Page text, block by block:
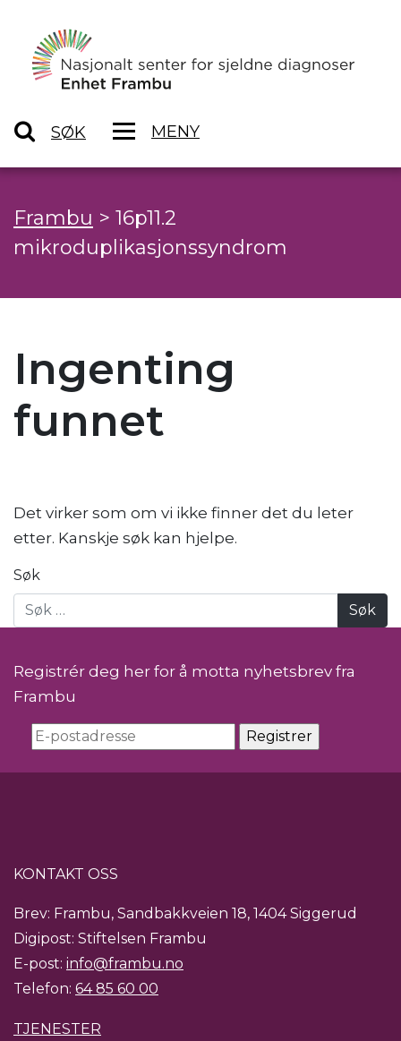
SØK MENY
Frambu > 16p11.2
mikroduplikasjonssyndrom
Ingenting
funnet
Det virker som om vi ikke finner det du leter
etter. Kanskje søk kan hjelpe.
Søk
Registrér deg her for å motta nyhetsbrev fra
Frambu
KONTAKT OSS
Brev: Frambu, Sandbakkveien 18, 1404 Siggerud
Digipost: Stiftelsen Frambu
E-post: info@frambu.no
Telefon: 64 85 60 00
TJENESTER